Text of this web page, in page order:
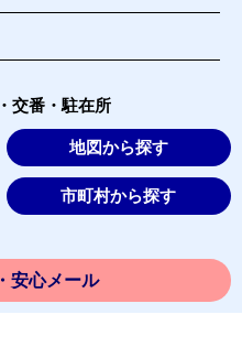
交番・駐在所
地図から探す
市町村から探す
安心メール